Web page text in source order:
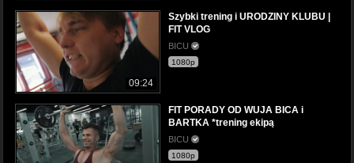
09:24
Szybki trening i URODZINY KLUBU |
FIT VLOG
BICU
1080p
FIT PORADY OD WUJA BICA i
BARTKA *trening ekipą
BICU
1080p